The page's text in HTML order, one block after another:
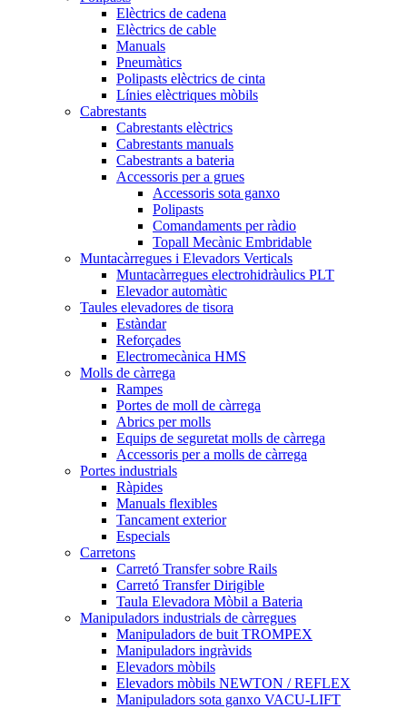
Elèctrics de cadena
Elèctrics de cable
Manuals
Pneumàtics
Polipasts elèctrics de cinta
Línies elèctriques mòbils
Cabrestants
Cabrestants elèctrics
Cabrestants manuals
Cabestrants a bateria
Accessoris per a grues
Accessoris sota ganxo
Polipasts
Comandaments per ràdio
Topall Mecànic Embridable
Muntacàrregues i Elevadors Verticals
Muntacàrregues electrohidràulics PLT
Elevador automàtic
Taules elevadores de tisora
Estàndar
Reforçades
Electromecànica HMS
Molls de càrrega
Rampes
Portes de moll de càrrega
Abrics per molls
Equips de seguretat molls de càrrega
Accessoris per a molls de càrrega
Portes industrials
Ràpides
Manuals flexibles
Tancament exterior
Especials
Carretons
Carretó Transfer sobre Rails
Carretó Transfer Dirigible
Taula Elevadora Mòbil a Bateria
Manipuladors industrials de càrregues
Manipuladors de buit TROMPEX
Manipuladors ingràvids
Elevadors mòbils
Elevadors mòbils NEWTON / REFLEX
Manipuladors sota ganxo VACU-LIFT